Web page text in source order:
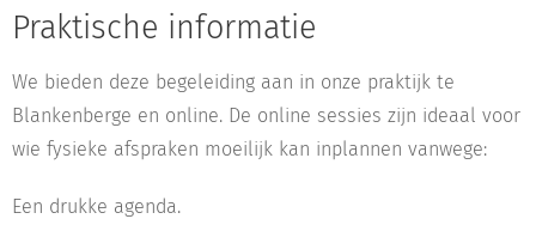
Praktische informatie
We bieden deze begeleiding aan in onze praktijk te
Blankenberge en online. De online sessies zijn ideaal voor
wie fysieke afspraken moeilijk kan inplannen vanwege:
Een drukke agenda.